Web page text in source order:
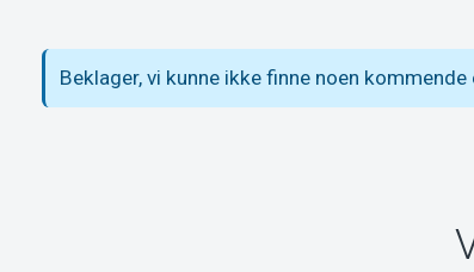
Beklager, vi kunne ikke finne noen